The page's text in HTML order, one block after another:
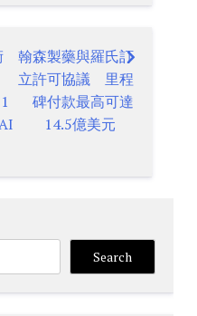
翰森製藥與羅氏訂
立許可協議 里程
碑付款最高可達
14.5億美元
Search